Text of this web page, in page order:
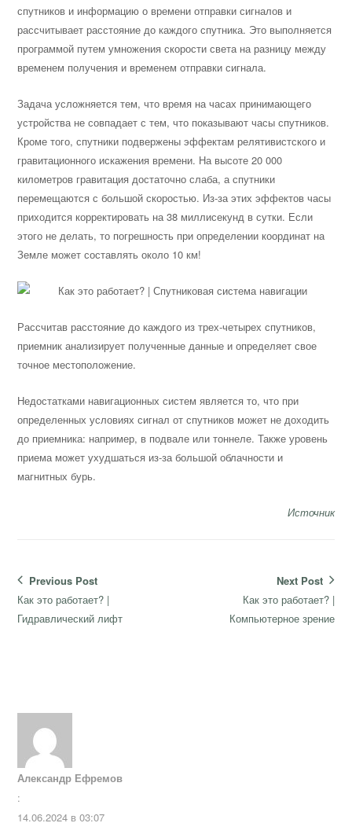
спутников и информацию о времени отправки сигналов и
рассчитывает расстояние до каждого спутника. Это выполняется
программой путем умножения скорости света на разницу между
временем получения и временем отправки сигнала.
Задача усложняется тем, что время на часах принимающего
устройства не совпадает с тем, что показывают часы спутников.
Кроме того, спутники подвержены эффектам релятивистского и
гравитационного искажения времени. На высоте 20 000
километров гравитация достаточно слаба, а спутники
перемещаются с большой скоростью. Из-за этих эффектов часы
приходится корректировать на 38 миллисекунд в сутки. Если
этого не делать, то погрешность при определении координат на
Земле может составлять около 10 км!
Рассчитав расстояние до каждого из трех-четырех спутников,
приемник анализирует полученные данные и определяет свое
точное местоположение.
Недостатками навигационных систем является то, что при
определенных условиях сигнал от спутников может не доходить
до приемника: например, в подвале или тоннеле. Также уровень
приема может ухудшаться из-за большой облачности и
магнитных бурь.
Источник
Навигация
по
записям
Previous Post
Previous
post:
Как это работает? |
Гидравлический лифт
Next Post
Next
post:
Как это работает? |
Компьютерное зрение
Александр Ефремов
:
14.06.2024 в 03:07